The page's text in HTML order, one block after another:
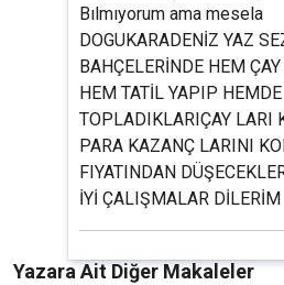
Bılmıyorum ama mesela
DOGUKARADENİZ YAZ
BAHÇELERİNDE HEM
HEM TATİL YAPIP HEMDE
TOPLADIKLARIÇAY LARI KILO BASINA
PARA KAZANÇ LARINI
FIYATINDAN DÜŞECEKLER
İYİ ÇALIŞMALAR DİLERİM
Yazara Ait Diğer Makaleler